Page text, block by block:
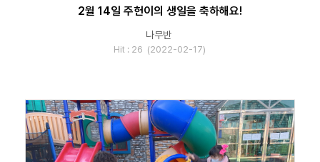
2월 14일 주헌이의 생일을 축하해요!
나무반
Hit : 26 (2022-02-17)